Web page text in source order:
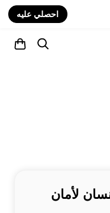
احصلي عليه
لأمان